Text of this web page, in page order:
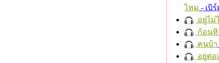
ไหม - เบิ
อยู่ไม่
ก้อน
คนบ้า
อยู่ต่อ